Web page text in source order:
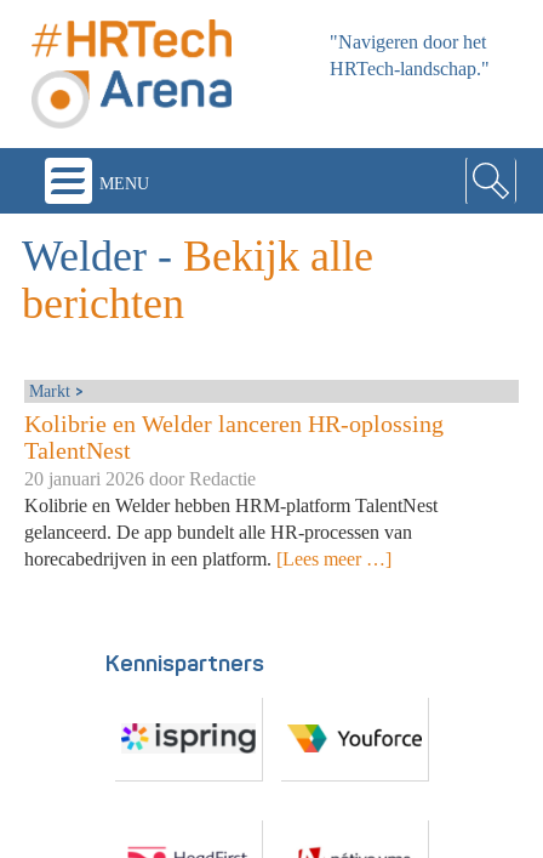
"Navigeren door het
HRTech-landschap."
menu
Welder - Bekijk alle
berichten
Markt
Kolibrie en Welder lanceren HR-oplossing
TalentNest
20 januari 2026 doorRedactie
Kolibrie en Welder hebben HRM-platform TalentNest
gelanceerd. De app bundelt alle HR-processen van
horecabedrijven in een platform. [Lees meer …]
Kennispartners